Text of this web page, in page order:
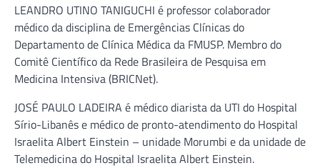
LEANDRO UTINO TANIGUCHI é professor colaborador
médico da disciplina de Emergências Clínicas do
Departamento de Clínica Médica da FMUSP. Membro do
Comitê Científico da Rede Brasileira de Pesquisa em
Medicina Intensiva (BRICNet).
JOSÉ PAULO LADEIRA é médico diarista da UTI do Hospital
Sírio-Libanês e médico de pronto-atendimento do Hospital
Israelita Albert Einstein – unidade Morumbi e da unidade de
Telemedicina do Hospital Israelita Albert Einstein.